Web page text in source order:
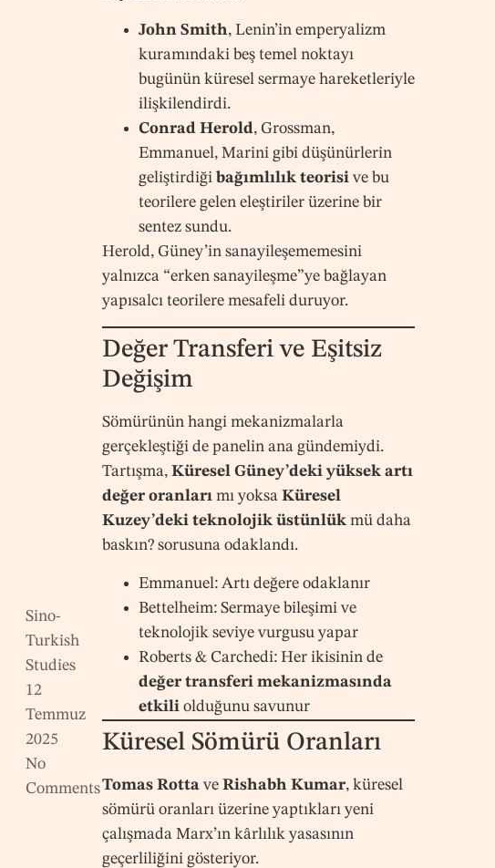
Sino-
Turkish
Studies
12
Temmuz
2025
No
Comments
John Smith, Lenin’in emperyalizm
kuramındaki beş temel noktayı
bugünün küresel sermaye hareketleriyle
ilişkilendirdi.
Conrad Herold, Grossman,
Emmanuel, Marini gibi düşünürlerin
geliştirdiği bağımlılık teorisive bu
teorilere gelen eleştiriler üzerine bir
sentez sundu.
Herold, Güney’in sanayileşememesini
yalnızca “erken sanayileşme”ye bağlayan
yapısalcı teorilere mesafeli duruyor.
Değer Transferi ve Eşitsiz
Değişim
Sömürünün hangi mekanizmalarla
gerçekleştiği de panelin ana gündemiydi.
Tartışma, Küresel Güney’deki yüksek artı
değer oranlarımı yoksa Küresel
Kuzey’deki teknolojik üstünlükmü daha
baskın? sorusuna odaklandı.
Emmanuel: Artı değere odaklanır
Bettelheim: Sermaye bileşimi ve
teknolojik seviye vurgusu yapar
Roberts & Carchedi: Her ikisinin de
değer transferi mekanizmasında
etkiliolduğunu savunur
Küresel Sömürü Oranları
Tomas Rottave Rishabh Kumar, küresel
sömürü oranları üzerine yaptıkları yeni
çalışmada Marx’ın kârlılık yasasının
geçerliliğini gösteriyor.